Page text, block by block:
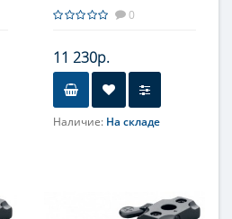
кронштейна, на SHR 970,
0
11 230р.
Наличие: На складе